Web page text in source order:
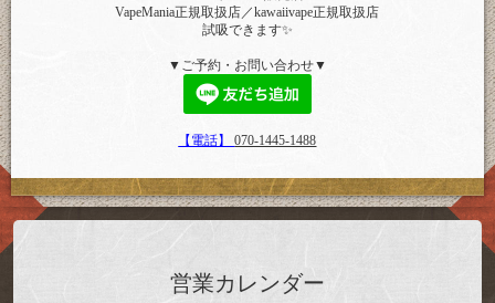
VapeMania正規取扱店／kawaiivape正規取扱店
試吸できます✨
▼ご予約・お問い合わせ▼
【電話】070-1445-1488
営業カレンダー